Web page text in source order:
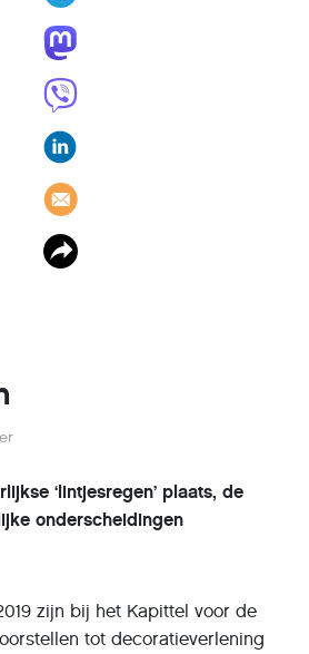
‘lintjesregen’ plaats, de
onderscheidingen
zijn bij het Kapittel voor de
tot decoratieverlening